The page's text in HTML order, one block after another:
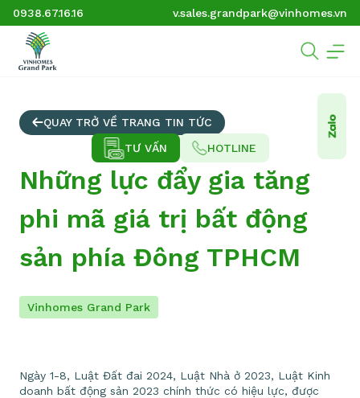
0938.67.16.16 v.sales.grandpark@vinhomes.vn
QUAY TRỞ VỀ TRANG TIN TỨC
Những lực đẩy gia tăng
phi mã giá trị bất động
sản phía Đông TPHCM
Vinhomes Grand Park
Ngày 1-8, Luật Đất đai 2024, Luật Nhà ở 2023, Luật Kinh
doanh bất động sản 2023 chính thức có hiệu lực, được
TƯ VẤN HOTLINE